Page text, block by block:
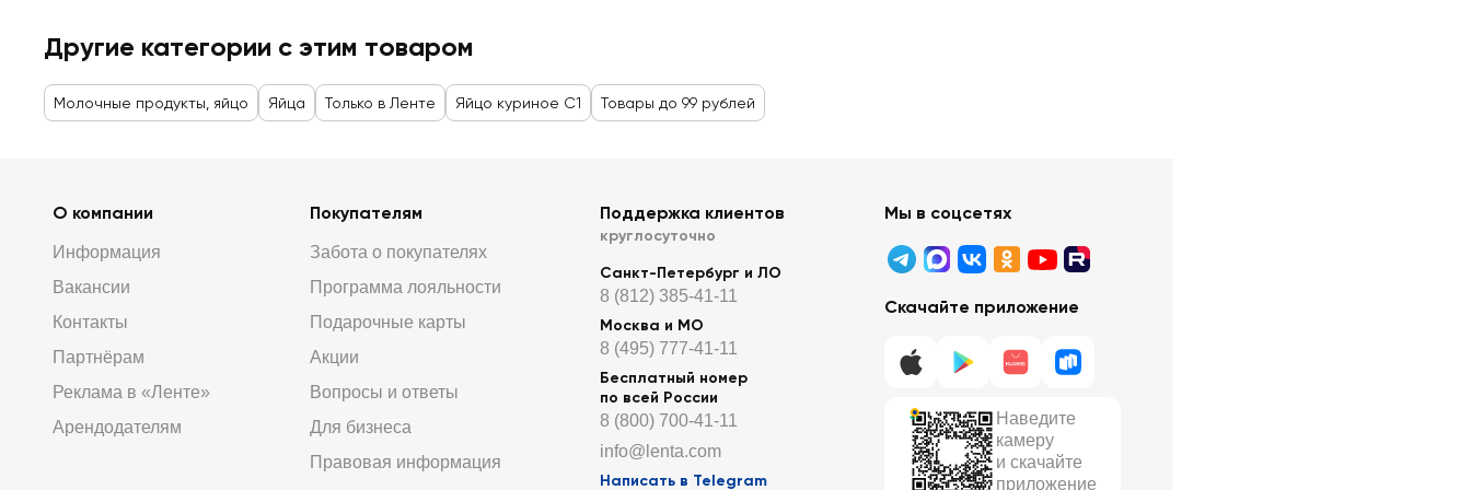
Другие категории с этим товаром
Молочные продукты, яйцо Яйца Только в Ленте Яйцо куриное С1 Товары до 99 рублей
О компании
Информация
Вакансии
Контакты
Партнёрам
Реклама в «Ленте»
Арендодателям
Покупателям
Забота о покупателях
Программа лояльности
Подарочные карты
Акции
Вопросы и ответы
Для бизнеса
Правовая информация
Поддержка клиентов
круглосуточно
Санкт-Петербург и ЛО
8 (812) 385-41-11
Москва и МО
8 (495) 777-41-11
Бесплатный номер
по всей России
8 (800) 700-41-11
info@lenta.com
Написать в Telegram
Мы в соцсетях
Скачайте приложение
Наведите
камеру
и скачайте
приложение